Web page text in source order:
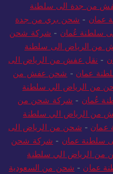
من جدة الى سلطنة
عمان - شحن بري من جدة
سلطنة عُمان - شركة شحن
من الرياض الى سلطنة
- نقل عفش من الرياض الى
عمان - شحن عفش من
من الرياض الي سلطنة
عُمان - شركة شحن من
من الرياض الي سلطنة
عمان - شحن من الرياض الى
سلطنة عمان - شركة شحن
من الرياض الي سلطنة
عمان - شحن من السعودية